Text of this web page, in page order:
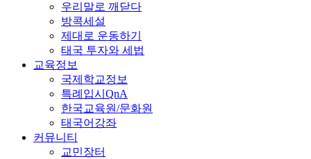
우리말로 깨닫다
방콕세설
제대로 운동하기
태국 투자와 세법
교육정보
국제학교정보
특례입시QnA
한국교육원/문화원
태국어강좌
커뮤니티
교민장터